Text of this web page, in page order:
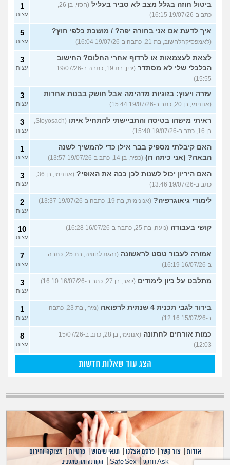
ביטול חוזה בגלל מצב לא סביר בעליל
(חסוי, בן 26,
כתב ב-19/07/26 16:15)
1
עצות
איך לדעת אם אני בחורה יפה? / מושכת כלפי חוץ?
(לאמפסיקהלחשוב, בת 21, כתבה ב-19/07/26 16:04)
5
עצות
לצאת לעצמאות או לרדוף אחרי החלום? החישוב
הכלכלי שלי לא מסתדר
(ירין, בת 19, כתבה ב-19/07/26
15:55)
3
עצות
עזרה ויעוץ: בזוגיות מדהימה אבל חושק בבנות אחרות
(אנונימי, בן 20, כתב ב-19/07/26 15:44)
3
עצות
ראיתי מישהו בטיסה והתביישתי להתחיל איתו
(Stoyosach,
בן 16, כתב ב-19/07/26 15:40)
3
עצות
האם קיבלתי מספיק בבר אילן כדי להמשיך לשנה
הבאה? (אני כיתה ח) (כפיר, בן 14, כתב ב-19/07/26 13:57)
1
עצות
האם היריון יכול לשנות לכן ככה את האופי?
(אנונימי, בן 36,
כתב ב-19/07/26 13:46)
3
עצות
לימודי גיאוגרפיה? (אנונימית, בת 19, כתבה ב-19/07/26 13:37) 2
עצות
קושי בעבודה (נועה, בת 25, כתבה ב-16/07/26 16:28) 10
עצות
אמורה לעבור טסט לראשונה
(נהגת לחוצה, בת 25, כתבה
ב-16/07/26 16:19)
7
עצות
מתלבט על כיון לימודים (יואב, בן 27, כתב ב-16/07/26 16:10) 3
עצות
בירור לגבי תכנית 4 שנתית לרפואה
(מירי, בת 23, כתבה
ב-15/07/26 12:16)
1
עצות
כמות אורחים לחתונה
(אנונימי, בן 28, כתב ב-15/07/26
12:03)
8
עצות
הצג עוד שאלות חדשות
אודות צור קשר |פרסם אצלנו |תנאי שימוש |פרטיות |מצוקה וחירום
Ask דורקס |
Safe Sex
| הקורנה ומה שמסביב